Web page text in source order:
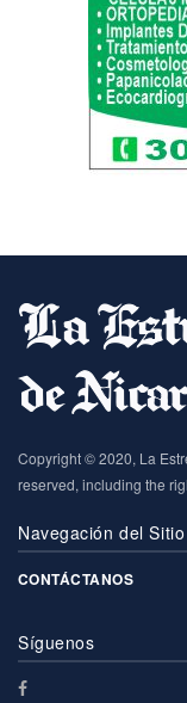
Copyright © 2020, La
reserved, including the
Navegación del Sitio
CONTÁCTANOS
Síguenos